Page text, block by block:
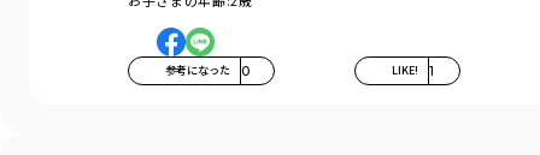
参考になった 0 LIKE! 1